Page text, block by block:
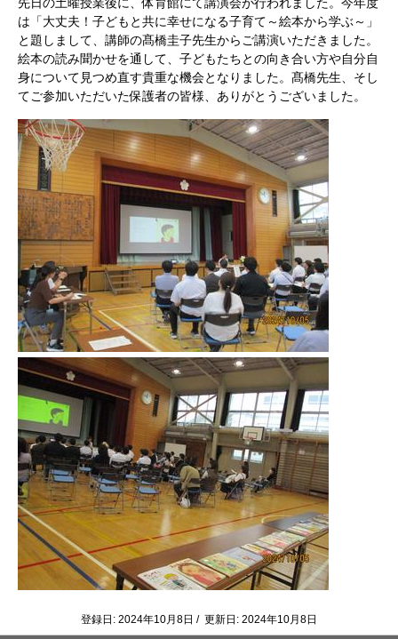
は「大丈夫！子どもと共に幸せになる子育て～絵本から学ぶ～」
と題しまして、講師の髙橋圭子先生からご講演いただきました。
絵本の読み聞かせを通して、子どもたちとの向き合い方や自分自
身について見つめ直す貴重な機会となりました。髙橋先生、そし
てご参加いただいた保護者の皆様、ありがとうございました。
登録日: 2024年10月8日 / 更新日: 2024年10月8日